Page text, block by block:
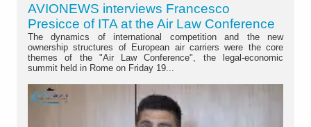
AVIONEWS interviews Francesco
Presicce of ITA at the Air Law Conference
The dynamics of international competition and the new
ownership structures of European air carriers were the core
themes of the "Air Law Conference", the legal-economic
summit held in Rome on Friday 19...